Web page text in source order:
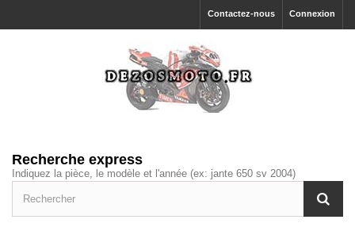
Connexion
Contactez-nous
Recherche express
Indiquez la pièce, le modèle et l'année (ex: jante 650 sv 2004)